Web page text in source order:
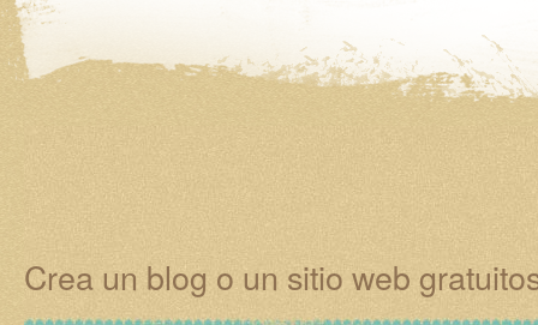
Crea un blog o un sitio web